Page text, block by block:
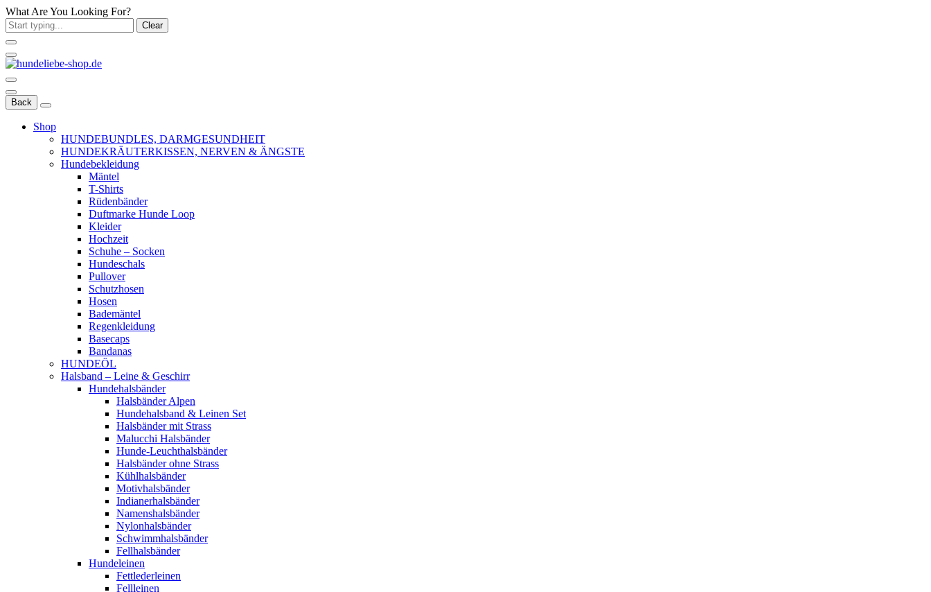
What Are You Looking For?
Clear
Back
Shop
HUNDEBUNDLES, DARMGESUNDHEIT
HUNDEKRÄUTERKISSEN, NERVEN & ÄNGSTE
Hundebekleidung
Mäntel
T-Shirts
Rüdenbänder
Duftmarke Hunde Loop
Kleider
Hochzeit
Schuhe – Socken
Hundeschals
Pullover
Schutzhosen
Hosen
Bademäntel
Regenkleidung
Basecaps
Bandanas
HUNDEÖL
Halsband – Leine & Geschirr
Hundehalsbänder
Halsbänder Alpen
Hundehalsband & Leinen Set
Halsbänder mit Strass
Malucchi Halsbänder
Hunde-Leuchthalsbänder
Halsbänder ohne Strass
Kühlhalsbänder
Motivhalsbänder
Indianerhalsbänder
Namenshalsbänder
Nylonhalsbänder
Schwimmhalsbänder
Fellhalsbänder
Hundeleinen
Fettlederleinen
Fellleinen